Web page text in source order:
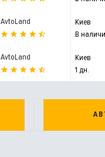
AvtoLand
Киев
В
AvtoLand
Киев
1 дн.